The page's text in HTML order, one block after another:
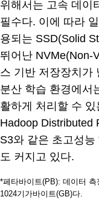
위해서는 고속 데이
필수다. 이에 따라
용되는 SSD(Solid
뛰어난 NVMe(Non-
스 기반 저장장치가
분산 학습 환경에서
활하게 처리할 수
Hadoop Distributed
S3와 같은 초고성
도 커지고 있다.
*페타바이트(PB): 데이터
1024기가바이트(GB)다.